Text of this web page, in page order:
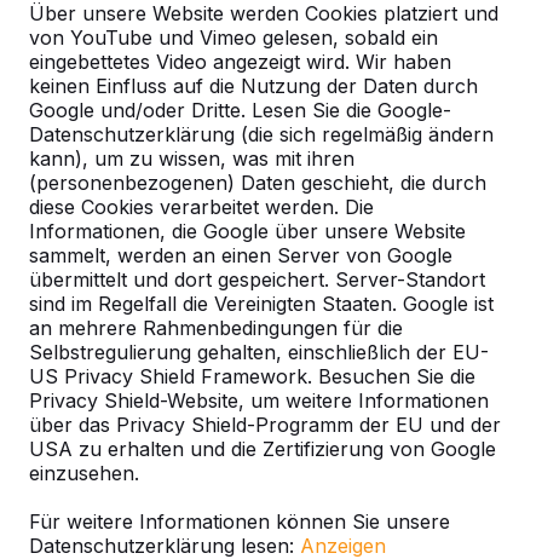
Über unsere Website werden Cookies platziert und
von YouTube und Vimeo gelesen, sobald ein
eingebettetes Video angezeigt wird. Wir haben
keinen Einfluss auf die Nutzung der Daten durch
Google und/oder Dritte. Lesen Sie die Google-
Datenschutzerklärung (die sich regelmäßig ändern
kann), um zu wissen, was mit ihren
(personenbezogenen) Daten geschieht, die durch
diese Cookies verarbeitet werden. Die
Informationen, die Google über unsere Website
sammelt, werden an einen Server von Google
übermittelt und dort gespeichert. Server-Standort
sind im Regelfall die Vereinigten Staaten. Google ist
an mehrere Rahmenbedingungen für die
Selbstregulierung gehalten, einschließlich der EU-
US Privacy Shield Framework. Besuchen Sie die
Privacy Shield-Website, um weitere Informationen
über das Privacy Shield-Programm der EU und der
USA zu erhalten und die Zertifizierung von Google
einzusehen.
Für weitere Informationen können Sie unsere
Datenschutzerklärung lesen: Anzeigen
Multi-Spieltisch (1-3-4) Standard
€ 3.300,00 exkl. MwSt.
Eine Variante auswählen:
Produkt ansehen